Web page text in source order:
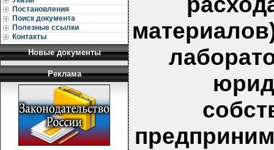
Постановления
Поиск документа
Полезные ссылки
Контакты
Новые документы
Реклама